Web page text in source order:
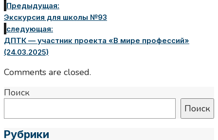
Предыдущая:
Экскурсия для школы №93
следующая:
ДПТК — участник проекта «В мире профессий»
(24.03.2025)
Comments are closed.
Поиск
Поиск
Рубрики